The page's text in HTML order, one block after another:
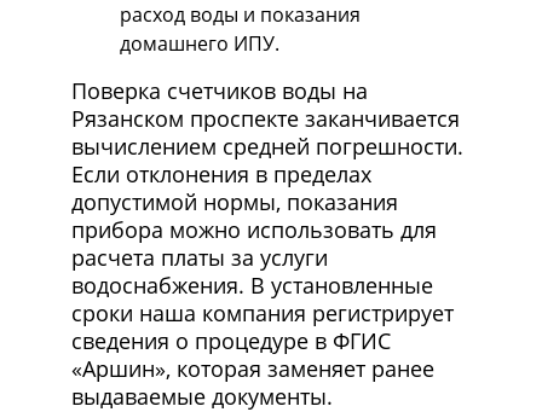
расход воды и показания
домашнего ИПУ.
Поверка счетчиков воды на
Рязанском проспекте заканчивается
вычислением средней погрешности.
Если отклонения в пределах
допустимой нормы, показания
прибора можно использовать для
расчета платы за услуги
водоснабжения. В установленные
сроки наша компания регистрирует
сведения о процедуре в ФГИС
«Аршин», которая заменяет ранее
выдаваемые документы.